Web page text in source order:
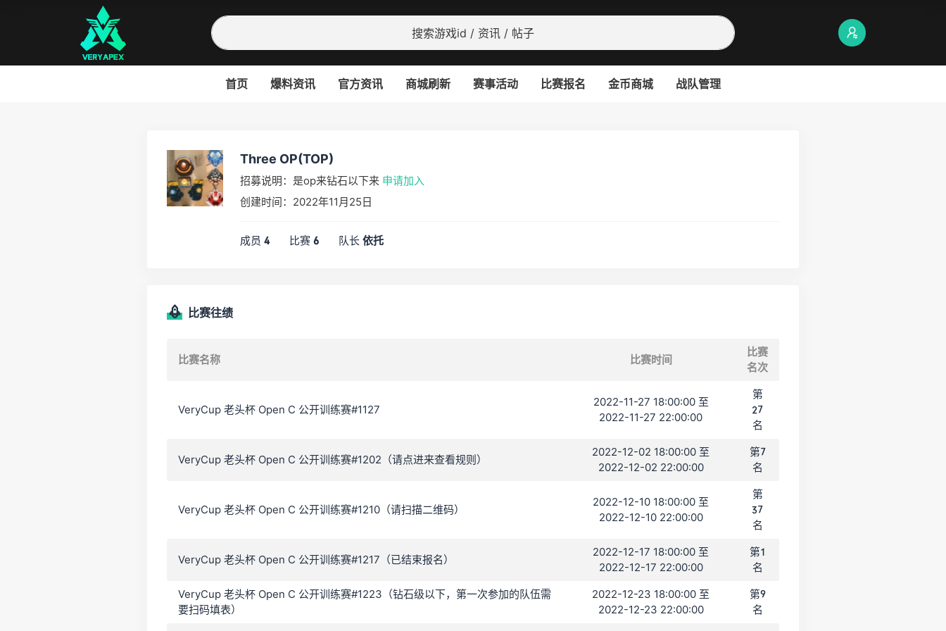
首页 爆料资讯 官方资讯 商城刷新 赛事活动 比赛报名 金币商城 战队管理
Three OP(TOP)
招募说明：是op来钻石以下来 申请加入
创建时间：2022年11月25日
成员 4 比赛 6 队长 依托
比赛往绩
比赛名称 比赛时间
比赛
名次
VeryCup 老头杯 Open C 公开训练赛#1127
2022-11-27 18:00:00 至
2022-11-27 22:00:00
第
27
名
VeryCup 老头杯 Open C 公开训练赛#1202（请点进来查看规则）
2022-12-02 18:00:00 至
2022-12-02 22:00:00
第7
名
VeryCup 老头杯 Open C 公开训练赛#1210（请扫描二维码）
2022-12-10 18:00:00 至
2022-12-10 22:00:00
第
37
名
VeryCup 老头杯 Open C 公开训练赛#1217（已结束报名）
2022-12-17 18:00:00 至
2022-12-17 22:00:00
第1
名
VeryCup 老头杯 Open C 公开训练赛#1223（钻石级以下，第一次参加的队伍需
要扫码填表）
2022-12-23 18:00:00 至
2022-12-23 22:00:00
第9
名